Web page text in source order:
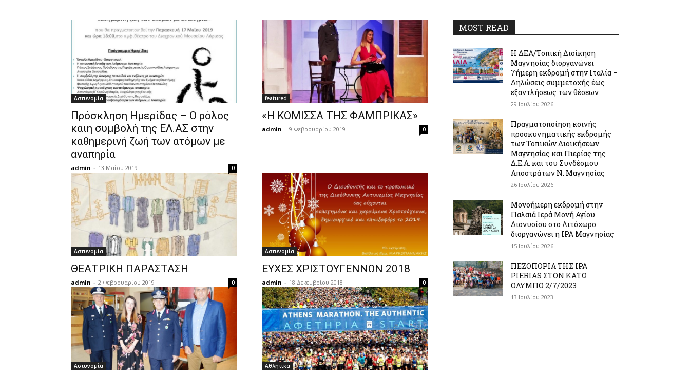
Αστυνομία
Πρόσκληση Ημερίδας – Ο ρόλος
καιη συμβολή της ΕΛ.ΑΣ στην
καθημερινή ζωή των ατόμων με
αναπηρία
admin - 13 Μαΐου 2019 0
featured
«Η ΚΟΜΙΣΣΑ ΤΗΣ ΦΑΜΠΡΙΚΑΣ»
admin - 9 Φεβρουαρίου 2019 0
Αστυνομία
ΘΕΑΤΡΙΚΗ ΠΑΡΑΣΤΑΣΗ
admin - 2 Φεβρουαρίου 2019 0
Αστυνομία
ΕΥΧΕΣ ΧΡΙΣΤΟΥΓΕΝΝΩΝ 2018
admin - 18 Δεκεμβρίου 2018 0
Αστυνομία Αθλητικα
MOST READ
Η ΔΕΑ/Τοπική Διοίκηση
Μαγνησίας διοργανώνει
7ήμερη εκδρομή στην Ιταλία –
Δηλώσεις συμμετοχής έως
εξαντλήσεως των θέσεων
29 Ιουλίου 2026
Πραγματοποίηση κοινής
προσκυνηματικής εκδρομής
των Τοπικών Διοικήσεων
Μαγνησίας και Πιερίας της
Δ.Ε.Α. και του Συνδέσμου
Αποστράτων Ν. Μαγνησίας
26 Ιουλίου 2026
Μονοήμερη εκδρομή στην
Παλαιά Ιερά Μονή Αγίου
Διονυσίου στο Λιτόχωρο
διοργανώνει η IPA Μαγνησίας
15 Ιουλίου 2026
ΠΕΖΟΠΟΡΙΑ ΤΗΣ IPA
PIERIAS ΣΤΟΝ ΚΑΤΩ
ΟΛΥΜΠΟ 2/7/2023
13 Ιουλίου 2023